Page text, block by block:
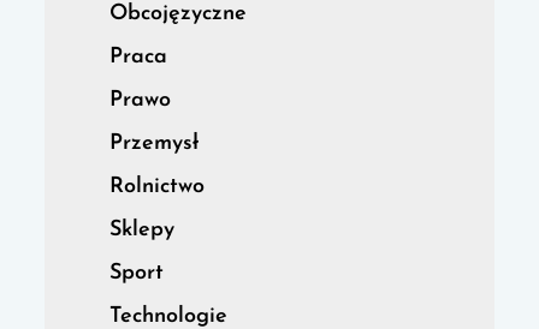
Obcojęzyczne
Praca
Prawo
Przemysł
Rolnictwo
Sklepy
Sport
Technologie